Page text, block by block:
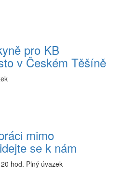
pro KB
v Českém Těšíně
mimo
se k nám
hod. Plný úvazek